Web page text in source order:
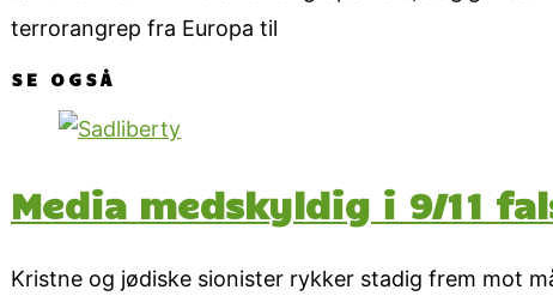
terrorangrep fra Europa til
SE OGSÅ
Media medskyldig i 9/11
Kristne og jødiske sionister rykker stadig frem mot